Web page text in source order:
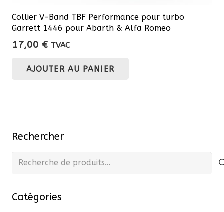
Collier V-Band TBF Performance pour turbo
Garrett 1446 pour Abarth & Alfa Romeo
17,00 € TVAC
AJOUTER AU PANIER
Rechercher
Recherche
Catégories